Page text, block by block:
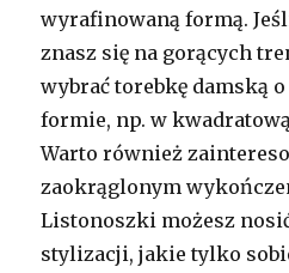
wyrafinowaną formą.
znasz się na gorących
wybrać torebkę damską
formie, np. w
Warto również
zaokrąglonym
Listonoszki możesz
stylizacji, jakie tylko